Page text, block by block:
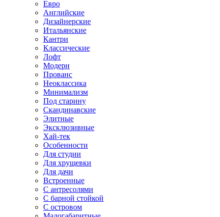
Евро
Английские
Дизайнерские
Итальянские
Кантри
Классические
Лофт
Модерн
Прованс
Неоклассика
Минимализм
Под старину
Скандинавские
Элитные
Эксклюзивные
Хай-тек
Особенности
Для студии
Для хрущевки
Для дачи
Встроенные
С антресолями
С барной стойкой
С островом